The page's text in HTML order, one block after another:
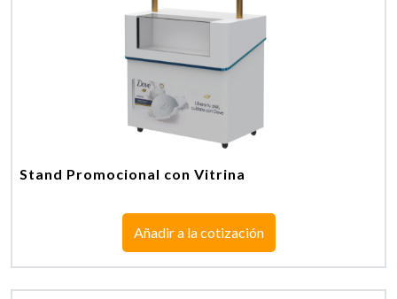
Stand Promocional con Vitrina
Añadir a la cotización